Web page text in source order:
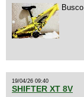
19/04/26 09:40
SHIFTER XT 8V